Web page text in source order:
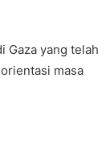
Gaza yang telah
masa